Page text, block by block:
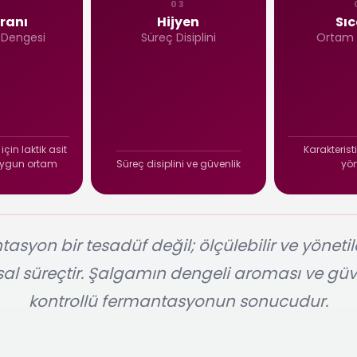
için laktik asit
ortam
istenmeyen
öneme
sahiptir.
03
Hijyen
Süreç Disiplini
Süreç disiplini ve güvenlik
Ekipman temizliği, çapraz
bulaşın önlenmesi ve
Ortam
hızını
doğrudan
bir tesadüf değil; ölçülebilir ve
süreçtir. Şalgamın dengeli aroması ve
kontrollü fermantasyonun sonucudur.